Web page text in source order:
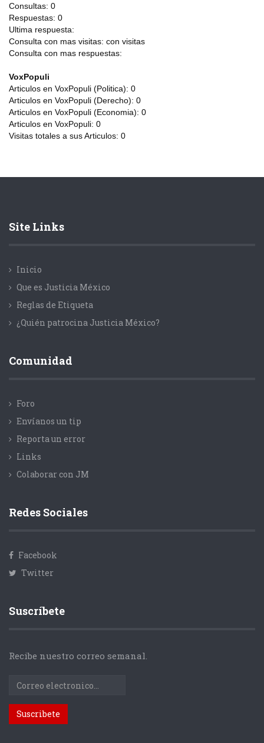
Consultas: 0
Respuestas: 0
Ultima respuesta:
Consulta con mas visitas: con visitas
Consulta con mas respuestas:
VoxPopuli
Articulos en VoxPopuli (Politica): 0
Articulos en VoxPopuli (Derecho): 0
Articulos en VoxPopuli (Economia): 0
Articulos en VoxPopuli: 0
Visitas totales a sus Articulos: 0
Site Links
Inicio
Que es Justicia México
Reglas de Etiqueta
¿Quién patrocina Justicia México?
Comunidad
Foro
Envíanos un tip
Reporta un error
Links
Colaborar con JM
Redes Sociales
Facebook
Twitter
Suscríbete
Recibe nuestro correo semanal.